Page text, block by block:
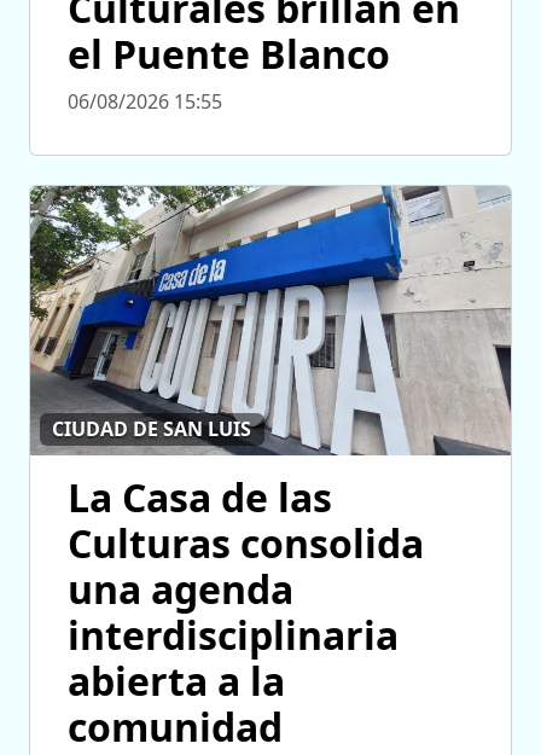
el Puente Blanco
06/08/2026 15:55
CIUDAD DE SAN LUIS
La Casa de las
Culturas consolida
una agenda
interdisciplinaria
abierta a la
comunidad